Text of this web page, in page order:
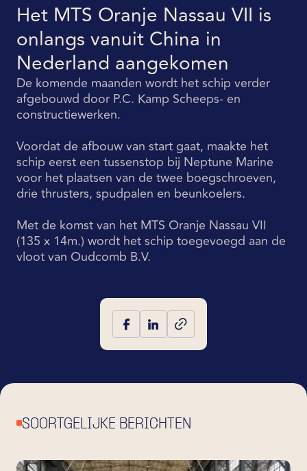
Het MTS Oranje Nassau VII is
onlangs vanuit China in
Nederland aangekomen
De komende maanden wordt het schip verder
afgebouwd door P.C. Kamp Scheeps- en
constructiewerken.
Voordat de afbouw van start gaat, maakte het
schip eerst een tussenstop bij Neptune Marine
voor het plaatsen van de twee boegschroeven,
drie thrusters, spudpalen en beunkoelers.
Met de komst van het MTS Oranje Nassau VII
(135 x 14m.) wordt het schip toegevoegd aan de
vloot van Oudcomb B.V.
SOORTGELIJKE BERICHTEN